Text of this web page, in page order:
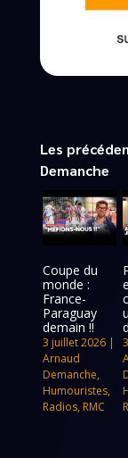
Les
Demanche
Coupe du
monde :
France-
Paraguay
demain !!
3 juillet 2026 |
Arnaud
Demanche,
Humouristes,
Radios, RMC